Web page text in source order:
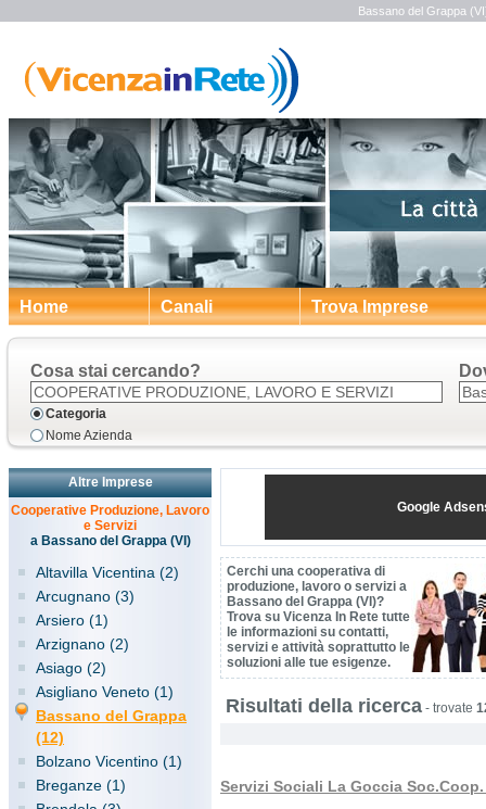
Bassano del Grappa
Home Canali Trova Imprese
Cosa stai cercando?
Categoria
Nome Azienda
Altre Imprese
Cooperative Produzione, Lavoro
e Servizi
a Bassano del Grappa (VI)
Altavilla Vicentina (2)
Arcugnano (3)
Arsiero (1)
Arzignano (2)
Asiago (2)
Asigliano Veneto (1)
Bassano del Grappa
(12)
Bolzano Vicentino (1)
Breganze (1)
Google
Cerchi una cooperativa di
produzione, lavoro o servizi a
Bassano del Grappa (VI)?
Trova su Vicenza In Rete tutte
le informazioni su contatti,
servizi e attività soprattutto le
soluzioni alle tue esigenze.
Risultati della ricerca - trovate
Servizi Sociali La Goccia Soc.Coop.